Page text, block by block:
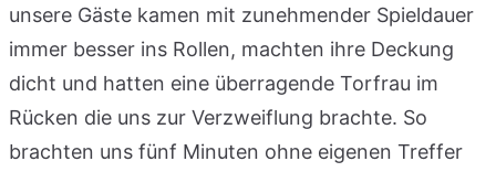
unsere Gäste kamen mit zunehmender Spieldauer
immer besser ins Rollen, machten ihre Deckung
dicht und hatten eine überragende Torfrau im
Rücken die uns zur Verzweiflung brachte. So
brachten uns fünf Minuten ohne eigenen Treffer